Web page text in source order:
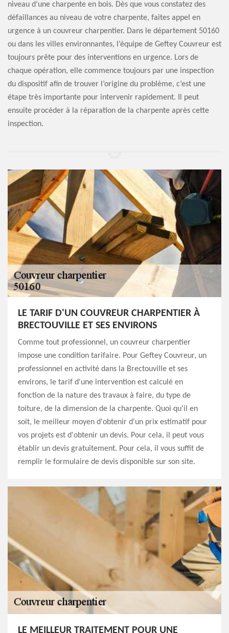
niveau d’une charpente en bois. Dès que vous constatez des
défaillances au niveau de votre charpente, faites appel en
urgence à un couvreur charpentier. Dans le département 50160
ou dans les villes environnantes, l’équipe de Geftey Couvreur est
toujours prête pour des interventions en urgence. Lors de
chaque opération, elle commence toujours par une inspection
du dispositif afin de trouver l’origine du problème, c’est une
étape très importante pour intervenir rapidement. Il peut
ensuite procéder à la réparation de la charpente après cette
inspection.
LE TARIF D'UN COUVREUR CHARPENTIER À
BRECTOUVILLE ET SES ENVIRONS
Comme tout professionnel, un couvreur charpentier
impose une condition tarifaire. Pour Geftey Couvreur, un
professionnel en activité dans la Brectouville et ses
environs, le tarif d'une intervention est calculé en
fonction de la nature des travaux à faire, du type de
toiture, de la dimension de la charpente. Quoi qu'il en
soit, le meilleur moyen d'obtenir d'un prix estimatif pour
vos projets est d'obtenir un devis. Pour cela, il peut vous
établir un devis gratuitement. Pour cela, il vous suffit de
remplir le formulaire de devis disponible sur son site.
LE MEILLEUR TRAITEMENT POUR UNE